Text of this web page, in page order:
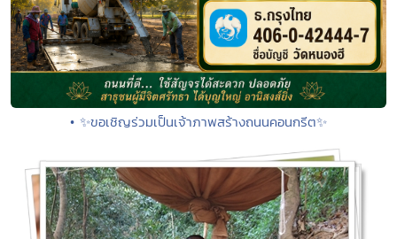
• ✨ขอเชิญร่วมเป็นเจ้าภาพสร้างถนนคอนกรีต✨